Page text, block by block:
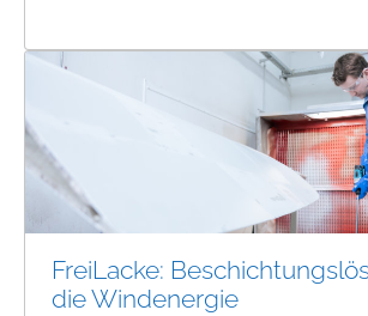
FreiLacke:
die Windenergie